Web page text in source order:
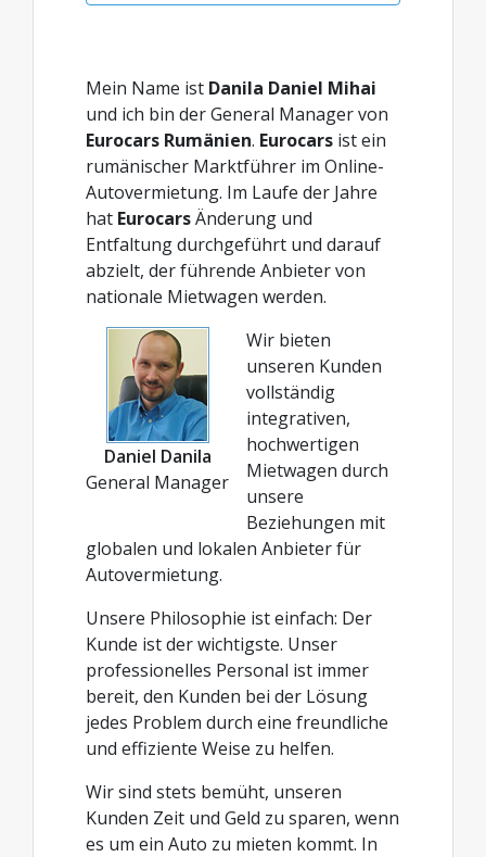
Mein Name ist Danila Daniel Mihai
und ich bin der General Manager von
Eurocars Rumänien. Eurocars ist ein
rumänischer Marktführer im Online-
Autovermietung. Im Laufe der Jahre
hat EurocarsÄnderung und
Entfaltung durchgeführt und darauf
abzielt, der führende Anbieter von
nationale Mietwagen werden.
Daniel Danila
General Manager
Wir bieten
unseren Kunden
vollständig
integrativen,
hochwertigen
Mietwagen durch
unsere
Beziehungen mit
globalen und lokalen Anbieter für
Autovermietung.
Unsere Philosophie ist einfach: Der
Kunde ist der wichtigste. Unser
professionelles Personal ist immer
bereit, den Kunden bei der Lösung
jedes Problem durch eine freundliche
und effiziente Weise zu helfen.
Wir sind stets bemüht, unseren
Kunden Zeit und Geld zu sparen, wenn
es um ein Auto zu mieten kommt. In